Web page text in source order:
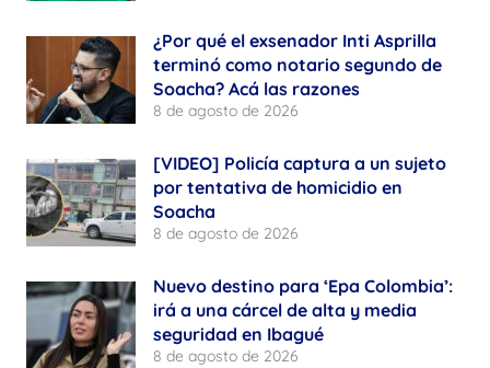
¿Por qué el exsenador Inti Asprilla
terminó como notario segundo de
Soacha? Acá las razones
8 de agosto de 2026
[VIDEO] Policía captura a un sujeto
por tentativa de homicidio en
Soacha
8 de agosto de 2026
Nuevo destino para ‘Epa Colombia’:
irá a una cárcel de alta y media
seguridad en Ibagué
8 de agosto de 2026